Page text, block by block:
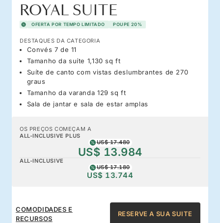
ROYAL SUITE
OFERTA POR TEMPO LIMITADO POUPE 20%
DESTAQUES DA CATEGORIA
Convés 7 de 11
Tamanho da suíte 1,130 sq ft
Suíte de canto com vistas deslumbrantes de 270
graus
Tamanho da varanda 129 sq ft
Sala de jantar e sala de estar amplas
OS PREÇOS COMEÇAM A
ALL-INCLUSIVE PLUS
US$ 17.480
US$ 13.984
ALL-INCLUSIVE
US$ 17.180
US$ 13.744
COMODIDADES E
RECURSOS
RESERVE A SUA SUITE